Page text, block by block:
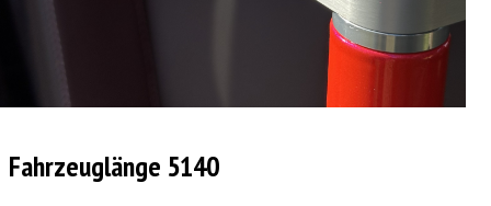
Fahrzeuglänge 5140